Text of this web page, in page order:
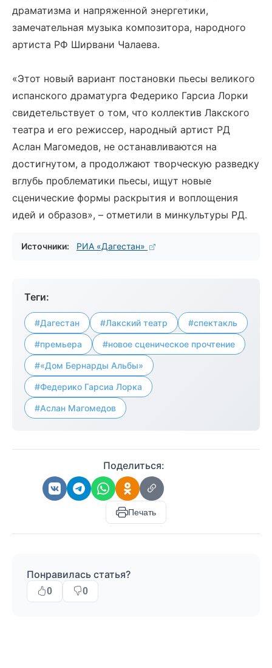
драматизма и напряженной энергетики,
замечательная музыка композитора, народного
артиста РФ Ширвани Чалаева.
«Этот новый вариант постановки пьесы великого
испанского драматурга Федерико Гарсиа Лорки
свидетельствует о том, что коллектив Лакского
театра и его режиссер, народный артист РД
Аслан Магомедов, не останавливаются на
достигнутом, а продолжают творческую разведку
вглубь проблематики пьесы, ищут новые
сценические формы раскрытия и воплощения
идей и образов», – отметили в минкультуры РД.
Источники: РИА «Дагестан»
Теги:
#Дагестан #Лакский театр #спектакль
#премьера #новое сценическое прочтение
#«Дом Бернарды Альбы»
#Федерико Гарсиа Лорка
#Аслан Магомедов
Поделиться:
Печать
Понравилась статья?
0 0